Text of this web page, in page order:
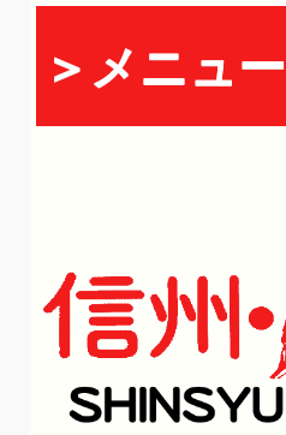
＞メニュー